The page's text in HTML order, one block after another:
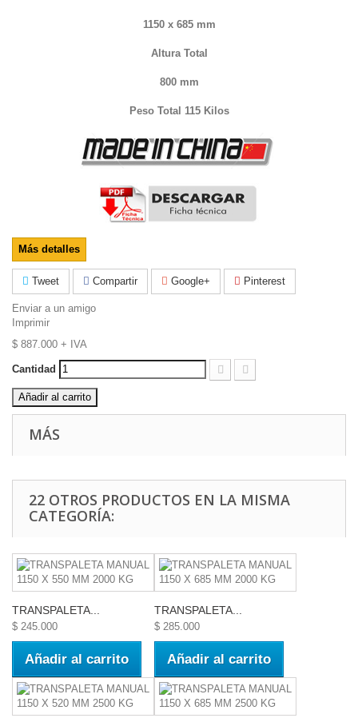
1150 x 685 mm
Altura Total
800 mm
Peso Total 115 Kilos
Más detalles
Tweet Compartir Google+ Pinterest
Enviar a un amigo
Imprimir
$ 887.000 + IVA
Cantidad
Añadir al carrito
MÁS
22 OTROS PRODUCTOS EN LA MISMA
CATEGORÍA:
TRANSPALETA...
$ 245.000
Añadir al carrito
TRANSPALETA...
$ 285.000
Añadir al carrito